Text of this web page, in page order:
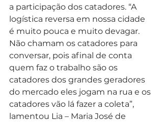
a participação dos catadores. “A
logística reversa em nossa cidade
é muito pouca e muito devagar.
Não chamam os catadores para
conversar, pois afinal de conta
quem faz o trabalho são os
catadores dos grandes geradores
do mercado eles jogam na rua e os
catadores vão lá fazer a coleta”,
lamentou Lia – Maria José de